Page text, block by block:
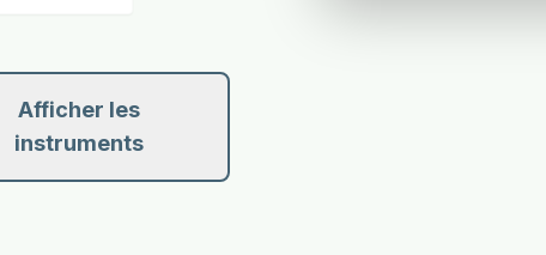
Afficher les
instruments